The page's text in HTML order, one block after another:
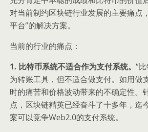
对当前制约区块链行业发展的主要痛点
平台”的解决方案。
当前的行业的痛点：
1. 比特币系统不适合作为支付系统。 “
为转账工具，但不适合做支付。如用做
时的痛苦和价格波动带来的不确定性。
点，区块链精英已经奋斗了十多年，迄
案可以竞争Web2.0的支付系统。